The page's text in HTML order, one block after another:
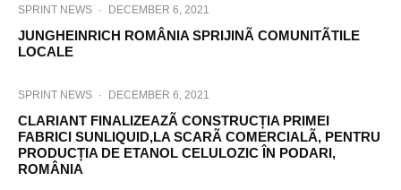
SPRINT NEWS · DECEMBER 6, 2021
JUNGHEINRICH ROMÂNIA SPRIJINÃ COMUNITÃTILE
LOCALE
SPRINT NEWS · DECEMBER 6, 2021
CLARIANT FINALIZEAZÃ CONSTRUCȚIA PRIMEI
FABRICI SUNLIQUID,LA SCARÃ COMERCIALÃ, PENTRU
PRODUCȚIA DE ETANOL CELULOZIC ÎN PODARI,
ROMÂNIA